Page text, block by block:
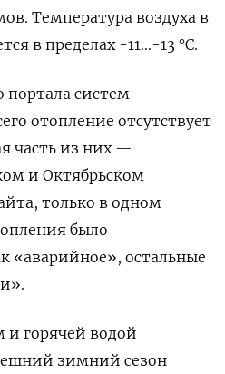
Температура воздуха в
в пределах -11…-13 °C.
портала систем
отопление отсутствует
часть из них —
и Октябрьском
только в одном
было
«аварийное», остальные
и горячей водой
зимний сезон